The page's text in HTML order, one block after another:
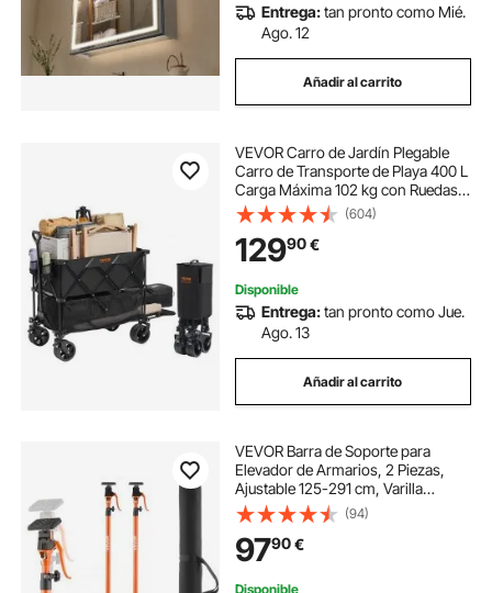
Entrega:tan pronto como Mié.
Ago. 12
Añadir al carrito
VEVOR Carro de Jardín Plegable
Carro de Transporte de Playa 400 L
Carga Máxima 102 kg con Ruedas
Soporte para Bebidas, Carro
Deportivo Resistente para
Camping, Compras, Jardín,
Exterior, Negro
(604)
12990€
Disponible
Entrega:tan pronto como Jue.
Ago. 13
Añadir al carrito
VEVOR Barra de Soporte para
Elevador de Armarios, 2 Piezas,
Ajustable 125-291 cm, Varilla
Telescópica Rápida Resistente de
Acero, Carga de 90 kg para Instalar
Armarios y Levantar Paneles de
Yeso
(94)
9790€
Disponible